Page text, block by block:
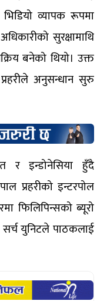
व्यापक रूपमा
सुरक्षामाथि
बनेको थियो। उक्त
अनुसन्धान सुरु
र इन्डोनेसिया हुँदै
प्रहरीको इन्टरपोल
फिलिपिन्सको ब्यूरो
युनिटले पाठकलाई